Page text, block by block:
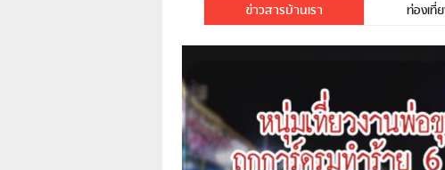
มีชาวเน็ตรายหนึ่งซึ่งแจ้งว่าตนเองไม่ใช่ประชาช
ข่าวสารบ้านเรา ท่องเที่